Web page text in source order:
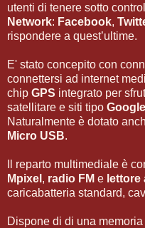
utenti di tenere sotto
Network: Facebook,
rispondere a quest’ultime.
E' stato concepito con
connettersi ad internet
chip GPS integrato per
satellitare e siti tipo
Naturalmente è dotato
Micro USB.
Il reparto multimediale è
Mpixel , radio FM e
caricabatteria standard,
Dispone di di una memoria